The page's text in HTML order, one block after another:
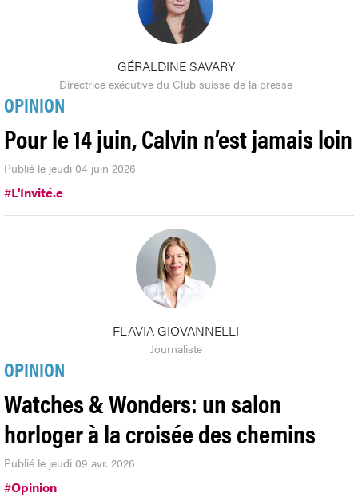
GÉRALDINE SAVARY
Directrice exécutive du Club suisse de la presse
OPINION
Pour le 14 juin, Calvin n’est jamais loin
Publié le jeudi 04 juin 2026
#L'Invité.e
FLAVIA GIOVANNELLI
Journaliste
OPINION
Watches & Wonders: un salon
horloger à la croisée des chemins
Publié le jeudi 09 avr. 2026
#Opinion